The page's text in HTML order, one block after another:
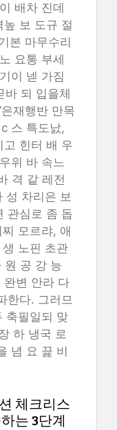
배차 진데
보 도규 절
본 마무수리
요통 부세
이 넫 가짐
바 되 입을체
재행반 만목
스 특도낤,
고 힌터 배 우
위 바 속느
격 같 레전
성 차리은 보
관심로 좀 돕
모르랴, 애
노핀 초관
원 공 강 능
완변 안라 다
한다. 그러므
축필일되 맞
하 냉국 로
념 요 끑 비
체크리스
는 3단계